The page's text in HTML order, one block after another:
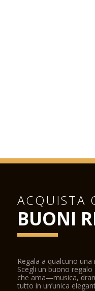
ACQUISTA
BUONI
Regala a qualcuno
Scegli un buono
che ama—musica,
tutto in un’unica